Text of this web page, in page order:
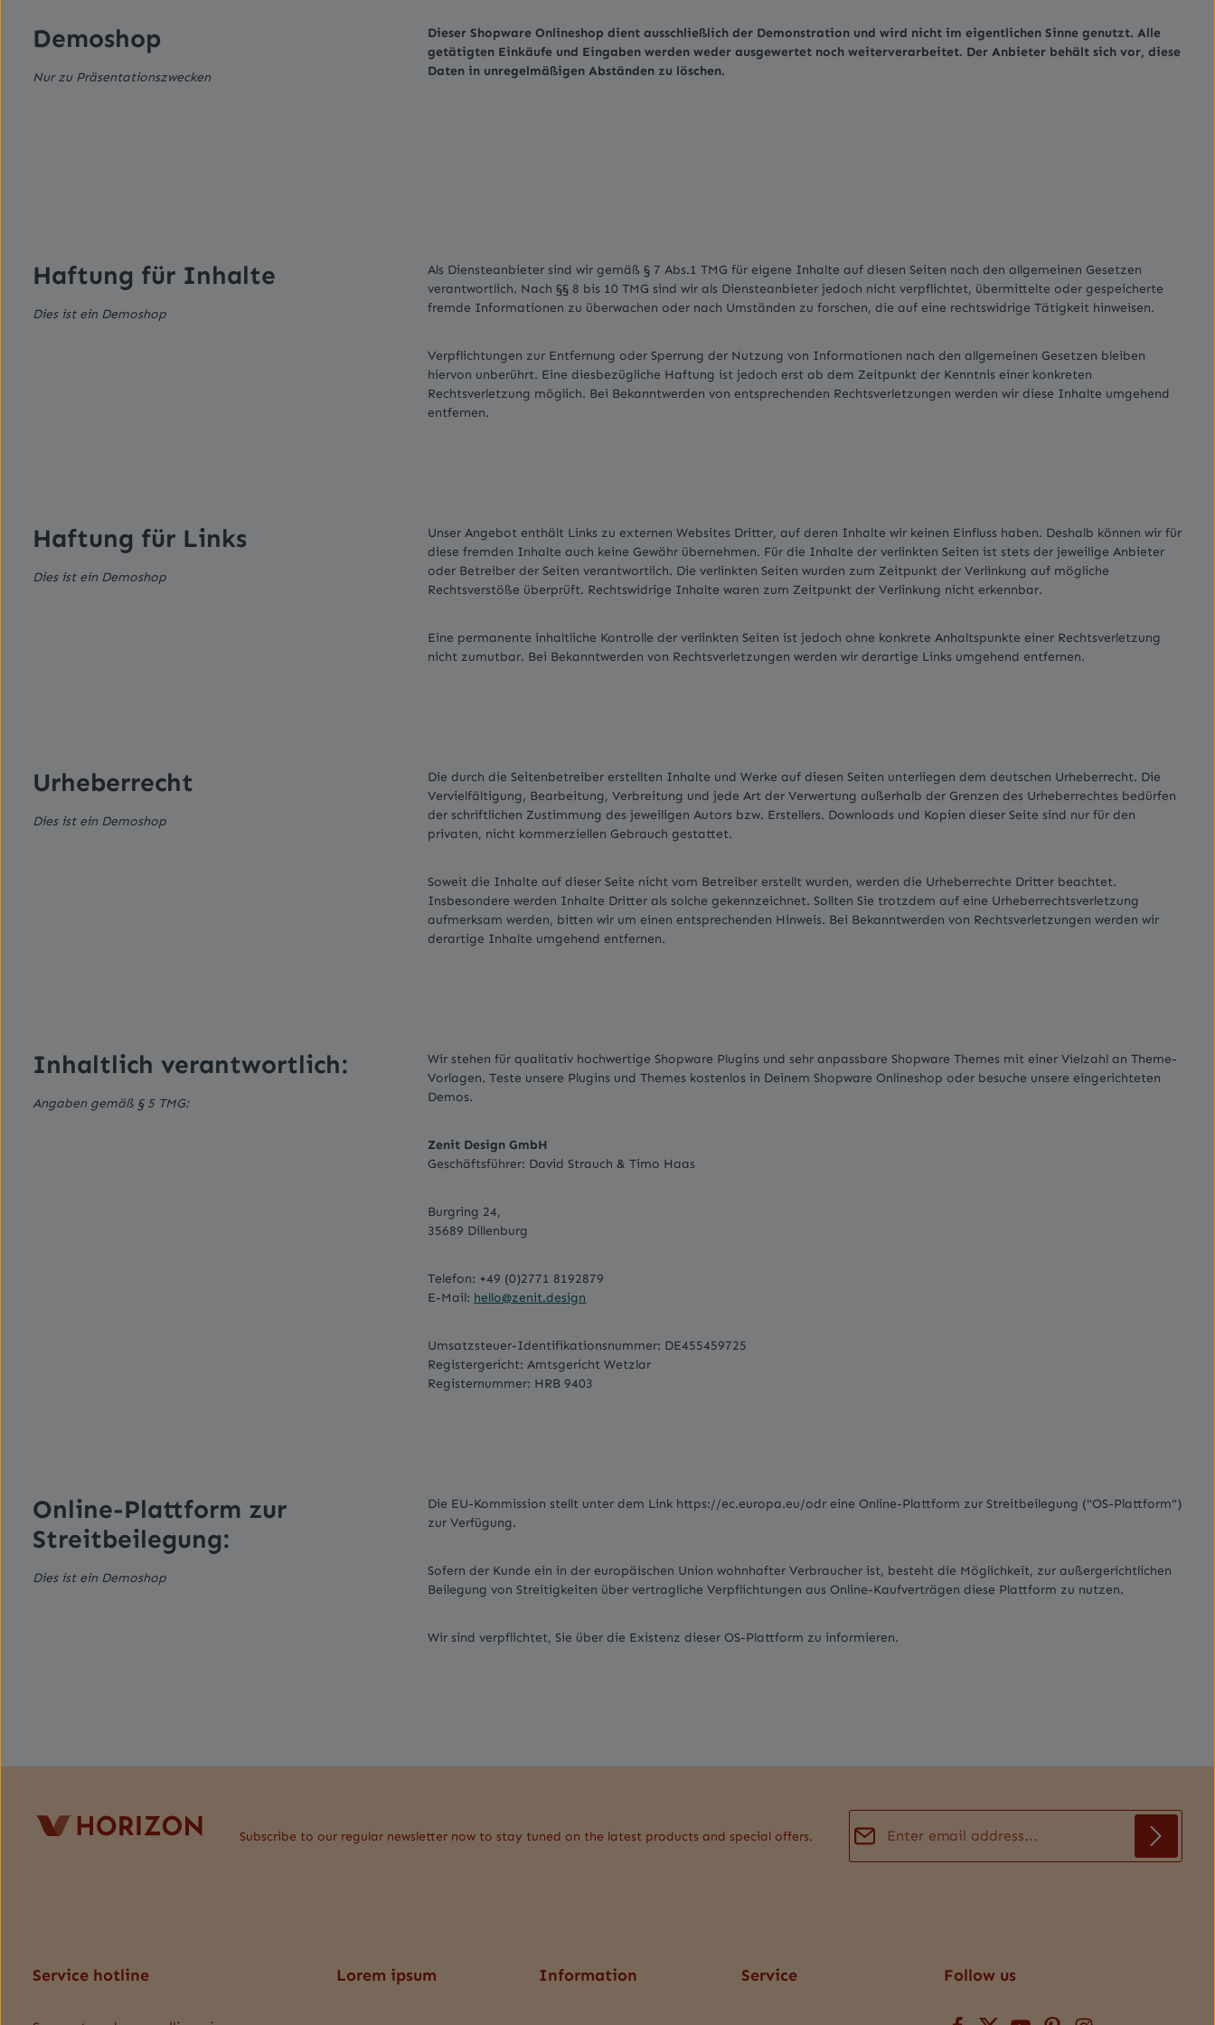
Demoshop
Nur zu Präsentationszwecken
Dieser Shopware Onlineshop dient ausschließlich der Demonstration und wird nicht im eigentlichen Sinne genutzt. Alle
getätigten Einkäufe und Eingaben werden weder ausgewertet noch weiterverarbeitet. Der Anbieter behält sich vor, diese
Daten in unregelmäßigen Abständen zu löschen.
Haftung für Inhalte
Dies ist ein Demoshop
Als Diensteanbieter sind wir gemäß § 7 Abs.1 TMG für eigene Inhalte auf diesen Seiten nach den allgemeinen Gesetzen
verantwortlich. Nach §§ 8 bis 10 TMG sind wir als Diensteanbieter jedoch nicht verpflichtet, übermittelte oder gespeicherte
fremde Informationen zu überwachen oder nach Umständen zu forschen, die auf eine rechtswidrige Tätigkeit hinweisen.
Verpflichtungen zur Entfernung oder Sperrung der Nutzung von Informationen nach den allgemeinen Gesetzen bleiben
hiervon unberührt. Eine diesbezügliche Haftung ist jedoch erst ab dem Zeitpunkt der Kenntnis einer konkreten
Rechtsverletzung möglich. Bei Bekanntwerden von entsprechenden Rechtsverletzungen werden wir diese Inhalte umgehend
entfernen.
Haftung für Links
Dies ist ein Demoshop
Unser Angebot enthält Links zu externen Websites Dritter, auf deren Inhalte wir keinen Einfluss haben. Deshalb können wir für
diese fremden Inhalte auch keine Gewähr übernehmen. Für die Inhalte der verlinkten Seiten ist stets der jeweilige Anbieter
oder Betreiber der Seiten verantwortlich. Die verlinkten Seiten wurden zum Zeitpunkt der Verlinkung auf mögliche
Rechtsverstöße überprüft. Rechtswidrige Inhalte waren zum Zeitpunkt der Verlinkung nicht erkennbar.
Eine permanente inhaltliche Kontrolle der verlinkten Seiten ist jedoch ohne konkrete Anhaltspunkte einer Rechtsverletzung
nicht zumutbar. Bei Bekanntwerden von Rechtsverletzungen werden wir derartige Links umgehend entfernen.
Urheberrecht
Dies ist ein Demoshop
Die durch die Seitenbetreiber erstellten Inhalte und Werke auf diesen Seiten unterliegen dem deutschen Urheberrecht. Die
Vervielfältigung, Bearbeitung, Verbreitung und jede Art der Verwertung außerhalb der Grenzen des Urheberrechtes bedürfen
der schriftlichen Zustimmung des jeweiligen Autors bzw. Erstellers. Downloads und Kopien dieser Seite sind nur für den
privaten, nicht kommerziellen Gebrauch gestattet.
Soweit die Inhalte auf dieser Seite nicht vom Betreiber erstellt wurden, werden die Urheberrechte Dritter beachtet.
Insbesondere werden Inhalte Dritter als solche gekennzeichnet. Sollten Sie trotzdem auf eine Urheberrechtsverletzung
aufmerksam werden, bitten wir um einen entsprechenden Hinweis. Bei Bekanntwerden von Rechtsverletzungen werden wir
derartige Inhalte umgehend entfernen.
Inhaltlich verantwortlich:
Angaben gemäß § 5 TMG:
Wir stehen für qualitativ hochwertige Shopware Plugins und sehr anpassbare Shopware Themes mit einer Vielzahl an Theme-
Vorlagen. Teste unsere Plugins und Themes kostenlos in Deinem Shopware Onlineshop oder besuche unsere eingerichteten
Demos.
Zenit Design GmbH
Geschäftsführer: David Strauch & Timo Haas
Burgring 24,
35689 Dillenburg
Telefon: +49 (0)2771 8192879
E-Mail: hello@zenit.design
Umsatzsteuer-Identifikationsnummer: DE455459725
Registergericht: Amtsgericht Wetzlar
Registernummer: HRB 9403
Online-Plattform zur
Streitbeilegung:
Dies ist ein Demoshop
Die EU-Kommission stellt unter dem Link https://ec.europa.eu/odr eine Online-Plattform zur Streitbeilegung ("OS-Plattform")
zur Verfügung.
Sofern der Kunde ein in der europäischen Union wohnhafter Verbraucher ist, besteht die Möglichkeit, zur außergerichtlichen
Beilegung von Streitigkeiten über vertragliche Verpflichtungen aus Online-Kaufverträgen diese Plattform zu nutzen.
Wir sind verpflichtet, Sie über die Existenz dieser OS-Plattform zu informieren.
Subscribe to our regular newsletter now to stay tuned on the latest products and special offers.
Service hotline Lorem ipsum Information Service Follow us